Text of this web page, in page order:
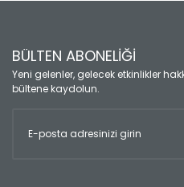
BÜLTEN ABONELİĞİ
Yeni gelenler, gelecek etkinlikler
bültene kaydolun.